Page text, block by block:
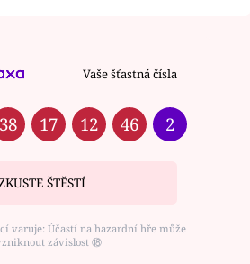
Vaše šťastná čísla
38 17 12 46 2
ŠTĚSTÍ
varuje: Účastí na hazardní hře může
závislost ⑱